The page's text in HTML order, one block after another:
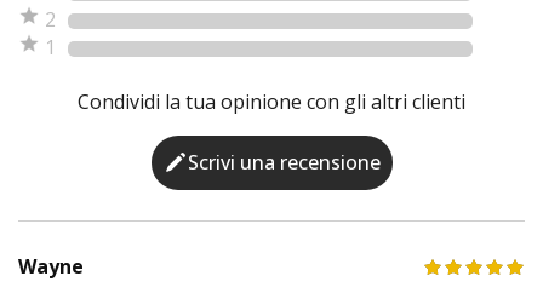
2
1
Condividi la tua opinione con gli altri clienti
Scrivi una recensione
Wayne